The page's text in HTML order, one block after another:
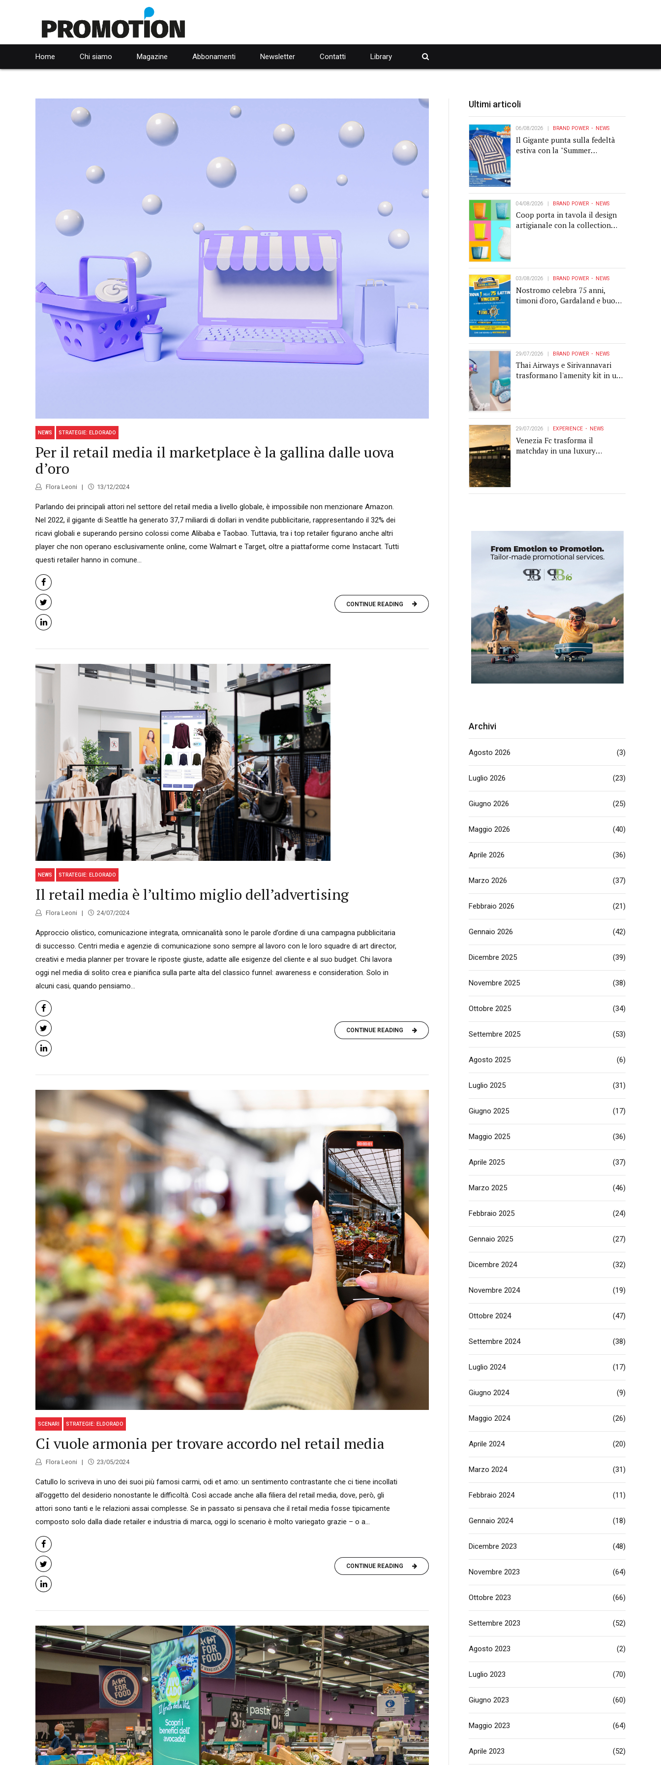
Home Chi siamo Magazine Abbonamenti Newsletter Contatti Library
NEWS STRATEGIE: ELDORADO
Per il retail media il marketplace è la gallina dalle uova
d’oro
Flora Leoni 13/12/2024
Parlando dei principali attori nel settore del retail media a livello globale, è impossibile non menzionare Amazon.
Nel 2022, il gigante di Seattle ha generato 37,7 miliardi di dollari in vendite pubblicitarie, rappresentando il 32% dei
ricavi globali e superando persino colossi come Alibaba e Taobao. Tuttavia, tra i top retailer figurano anche altri
player che non operano esclusivamente online, come Walmart e Target, oltre a piattaforme come Instacart. Tutti
questi retailer hanno in comune...
CONTINUE READING
NEWS STRATEGIE: ELDORADO
Il retail media è l’ultimo miglio dell’advertising
Flora Leoni 24/07/2024
Approccio olistico, comunicazione integrata, omnicanalità sono le parole d’ordine di una campagna pubblicitaria
di successo. Centri media e agenzie di comunicazione sono sempre al lavoro con le loro squadre di art director,
creativi e media planner per trovare le riposte giuste, adatte alle esigenze del cliente e al suo budget. Chi lavora
oggi nel media di solito crea e pianifica sulla parte alta del classico funnel: awareness e consideration. Solo in
alcuni casi, quando pensiamo...
CONTINUE READING
SCENARI STRATEGIE: ELDORADO
Ci vuole armonia per trovare accordo nel retail media
Flora Leoni 23/05/2024
Catullo lo scriveva in uno dei suoi più famosi carmi, odi et amo: un sentimento contrastante che ci tiene incollati
all’oggetto del desiderio nonostante le difficoltà. Così accade anche alla filiera del retail media, dove, però, gli
attori sono tanti e le relazioni assai complesse. Se in passato si pensava che il retail media fosse tipicamente
composto solo dalla diade retailer e industria di marca, oggi lo scenario è molto variegato grazie – o a...
CONTINUE READING
Ultimi articoli
06/08/2026 BRAND POWER NEWS
Il Gigante punta sulla fedeltà
estiva con la "Summer
04/08/2026 BRAND POWER NEWS
Coop porta in tavola il design
artigianale con la collection
03/08/2026 BRAND POWER NEWS
Nostromo celebra 75 anni,
timoni d'oro, Gardaland e buoni
29/07/2026 BRAND POWER NEWS
Thai Airways e Sirivannavari
trasformano l'amenity kit in un
29/07/2026 EXPERIENCE NEWS
Venezia Fc trasforma il
matchday in una luxury
Archivi
Agosto 2026 (3)
Luglio 2026 (23)
Giugno 2026 (25)
Maggio 2026 (40)
Aprile 2026 (36)
Marzo 2026 (37)
Febbraio 2026 (21)
Gennaio 2026 (42)
Dicembre 2025 (39)
Novembre 2025 (38)
Ottobre 2025 (34)
Settembre 2025 (53)
Agosto 2025 (6)
Luglio 2025 (31)
Giugno 2025 (17)
Maggio 2025 (36)
Aprile 2025 (37)
Marzo 2025 (46)
Febbraio 2025 (24)
Gennaio 2025 (27)
Dicembre 2024 (32)
Novembre 2024 (19)
Ottobre 2024 (47)
Settembre 2024 (38)
Luglio 2024 (17)
Giugno 2024 (9)
Maggio 2024 (26)
Aprile 2024 (20)
Marzo 2024 (31)
Febbraio 2024 (11)
Gennaio 2024 (18)
Dicembre 2023 (48)
Novembre 2023 (64)
Ottobre 2023 (66)
Settembre 2023 (52)
Agosto 2023 (2)
Luglio 2023 (70)
Giugno 2023 (60)
Maggio 2023 (64)
Aprile 2023 (52)